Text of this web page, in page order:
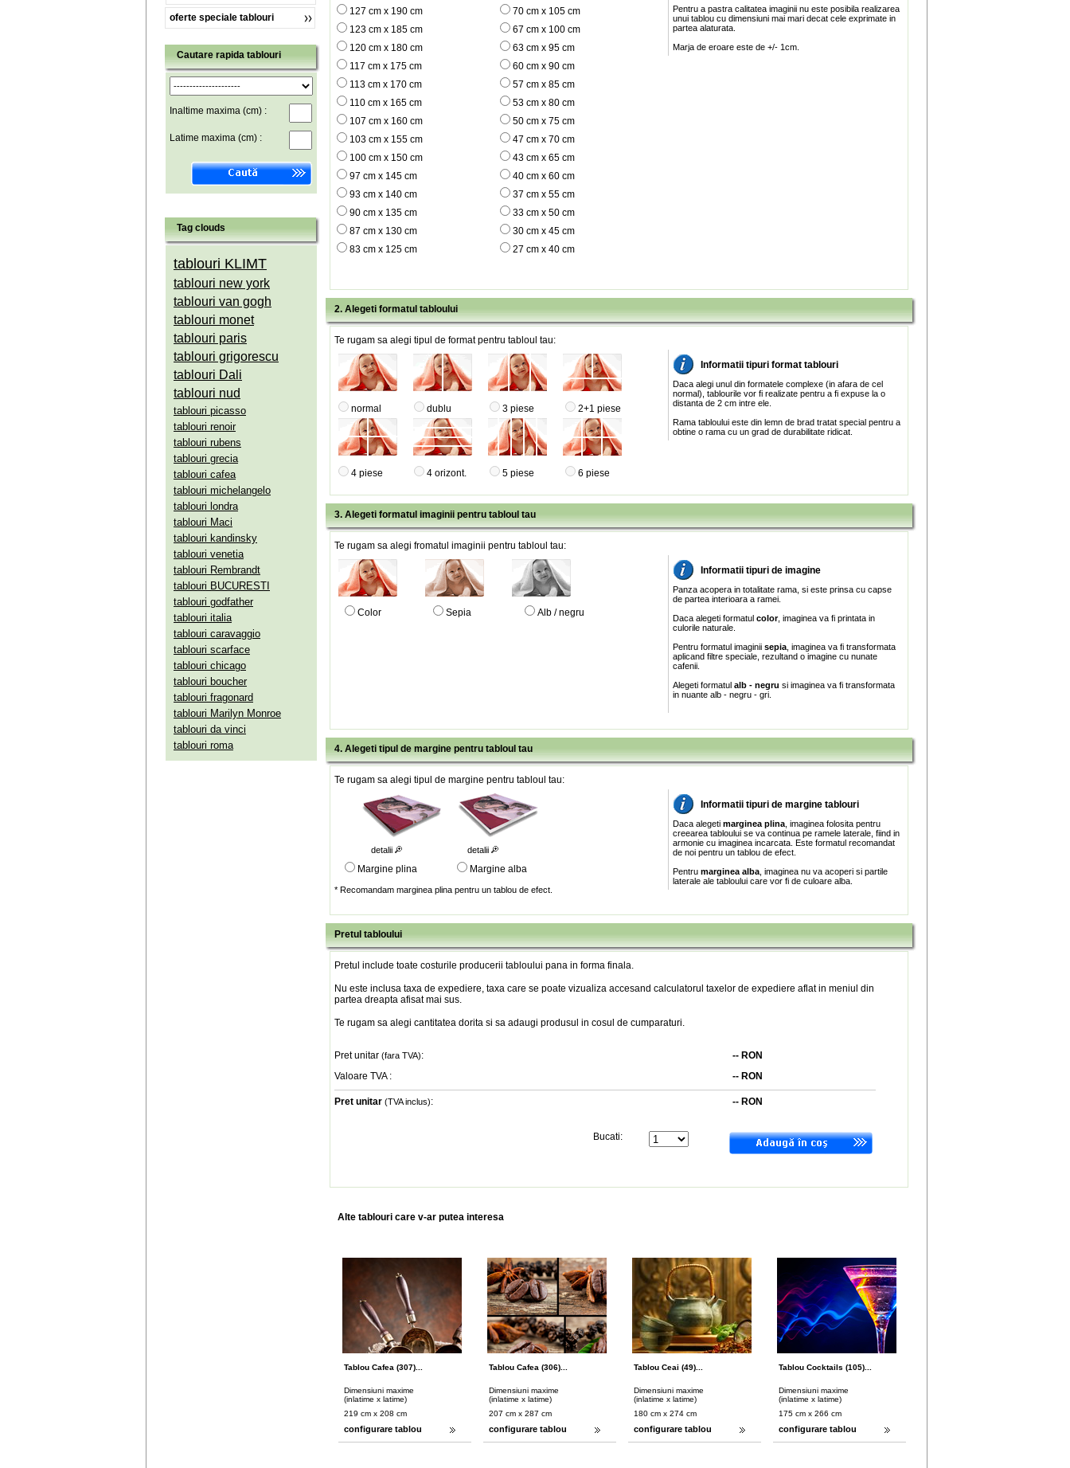
oferte speciale tablouri
Cautare rapida tablouri
Inaltime maxima (cm) :
Latime maxima (cm) :
Tag clouds
tablouri KLIMT
tablouri new york
tablouri van gogh
tablouri monet
tablouri paris
tablouri grigorescu
tablouri Dali
tablouri nud
tablouri picasso
tablouri renoir
tablouri rubens
tablouri grecia
tablouri cafea
tablouri michelangelo
tablouri londra
tablouri Maci
tablouri kandinsky
tablouri venetia
tablouri Rembrandt
tablouri BUCURESTI
tablouri godfather
tablouri italia
tablouri caravaggio
tablouri scarface
tablouri chicago
tablouri boucher
tablouri fragonard
tablouri Marilyn Monroe
tablouri da vinci
tablouri roma
127 cm x 190 cm
70 cm x 105 cm
123 cm x 185 cm
67 cm x 100 cm
120 cm x 180 cm
63 cm x 95 cm
117 cm x 175 cm
60 cm x 90 cm
113 cm x 170 cm
57 cm x 85 cm
110 cm x 165 cm
53 cm x 80 cm
107 cm x 160 cm
50 cm x 75 cm
103 cm x 155 cm
47 cm x 70 cm
100 cm x 150 cm
43 cm x 65 cm
97 cm x 145 cm
40 cm x 60 cm
93 cm x 140 cm
37 cm x 55 cm
90 cm x 135 cm
33 cm x 50 cm
87 cm x 130 cm
30 cm x 45 cm
83 cm x 125 cm
27 cm x 40 cm
Pentru a pastra calitatea imaginii nu este posibila realizarea
unui tablou cu dimensiuni mai mari decat cele exprimate in
partea alaturata.
Marja de eroare este de +/- 1cm.
2. Alegeti formatul tabloului
Te rugam sa alegi tipul de format pentru tabloul tau:
normal dublu 3 piese 2+1 piese
Informatii tipuri format tablouri
Daca alegi unul din formatele complexe (in afara de cel
normal), tablourile vor fi realizate pentru a fi expuse la o
distanta de 2 cm intre ele.
Rama tabloului este din lemn de brad tratat special pentru a
obtine o rama cu un grad de durabilitate ridicat.
4 piese 4 orizont. 5 piese 6 piese
3. Alegeti formatul imaginii pentru tabloul tau
Te rugam sa alegi fromatul imaginii pentru tabloul tau:
Color Sepia Alb / negru
Informatii tipuri de imagine
Panza acopera in totalitate rama, si este prinsa cu capse
de partea interioara a ramei.
Daca alegeti formatul color, imaginea va fi printata in
culorile naturale.
Pentru formatul imaginii sepia , imaginea va fi transformata
aplicand filtre speciale, rezultand o imagine cu nunate
cafenii.
Alegeti formatul alb - negru si imaginea va fi transformata
in nuante alb - negru - gri.
4. Alegeti tipul de margine pentru tabloul tau
Te rugam sa alegi tipul de margine pentru tabloul tau:
detalii detalii
Margine plina Margine alba
* Recomandam marginea plina pentru un tablou de efect.
Informatii tipuri de margine tablouri
Daca alegeti marginea plina , imaginea folosita pentru
creearea tabloului se va continua pe ramele laterale, fiind in
armonie cu imaginea incarcata. Este formatul recomandat
de noi pentru un tablou de efect.
Pentru marginea alba , imaginea nu va acoperi si partile
laterale ale tabloului care vor fi de culoare alba.
Pretul tabloului
Pretul include toate costurile producerii tabloului pana in forma finala.
Nu este inclusa taxa de expediere, taxa care se poate vizualiza accesand calculatorul taxelor de expediere aflat in meniul din
partea dreapta afisat mai sus.
Te rugam sa alegi cantitatea dorita si sa adaugi produsul in cosul de cumparaturi.
Pret unitar (fara TVA): -- RON
Valoare TVA : -- RON
Pret unitar (TVA inclus): -- RON
Bucati:
Alte tablouri care v-ar putea interesa
Tablou Cafea (307)...
Dimensiuni maxime
(inlatime x latime)
219 cm x 208 cm
configurare tablou
Tablou Cafea (306)...
Dimensiuni maxime
(inlatime x latime)
207 cm x 287 cm
configurare tablou
Tablou Ceai (49)...
Dimensiuni maxime
(inlatime x latime)
180 cm x 274 cm
configurare tablou
Tablou Cocktails (105)...
Dimensiuni maxime
(inlatime x latime)
175 cm x 266 cm
configurare tablou